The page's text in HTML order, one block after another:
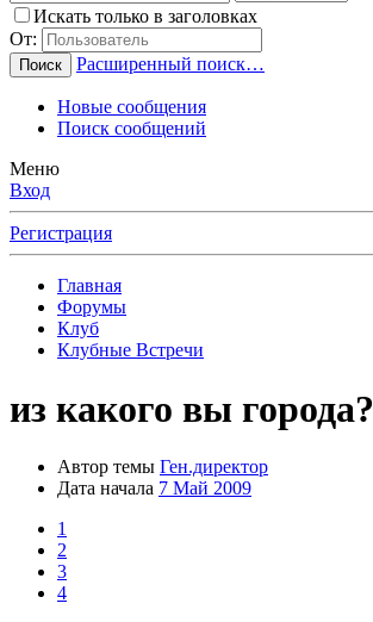
Искать только в заголовках
От:
Поиск Расширенный поиск…
Новые сообщения
Поиск сообщений
Меню
Вход
Регистрация
Главная
Форумы
Клуб
Клубные Встречи
из какого вы города?
Автор темы Ген.директор
Дата начала 7 Май 2009
1
2
3
4